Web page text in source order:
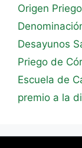
Origen
Desayunos
Priego de
Escuela de
premio a la